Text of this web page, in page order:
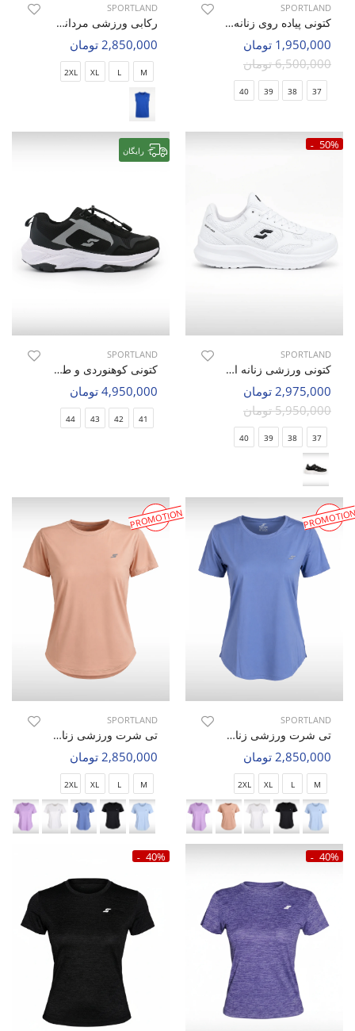
SPORTLAND
کتونی پیاده روی زنانه اسپورتلند Fuse Aero W
1,950,000 تومان
6,500,000 تومان
37
38
39
40
SPORTLAND
رکابی ورزشی مردانه اسپورتلند Air Flex M
2,850,000 تومان
M
L
XL
2XL
50%
SPORTLAND
کتونی ورزشی زنانه اسپورتلند Flux Walk W
2,975,000 تومان
5,950,000 تومان
37
38
39
40
رایگان
SPORTLAND
کتونی کوهنوردی و طبیعت گردی مردانه اسپورتلند Stone Walker M
4,950,000 تومان
41
42
43
44
SPORTLAND
تی شرت ورزشی زنانه اسپورتلند SHIFT Mode W
2,850,000 تومان
M
L
XL
2XL
PROMOTION
SPORTLAND
تی شرت ورزشی زنانه اسپورتلند SHIFT Mode W
2,850,000 تومان
M
L
XL
2XL
40%
40%